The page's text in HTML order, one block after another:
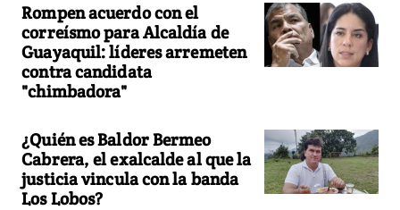
Rompen acuerdo con el
correísmo para Alcaldía de
Guayaquil: líderes arremeten
contra candidata
"chimbadora"
¿Quién es Baldor Bermeo
Cabrera, el exalcalde al que la
justicia vincula con la banda
Los Lobos?